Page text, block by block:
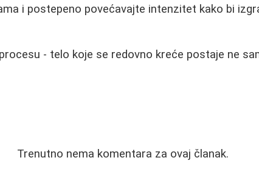
i postepeno povećavajte intenzitet kako bi
- telo koje se redovno kreće postaje ne
Trenutno nema komentara za ovaj članak.